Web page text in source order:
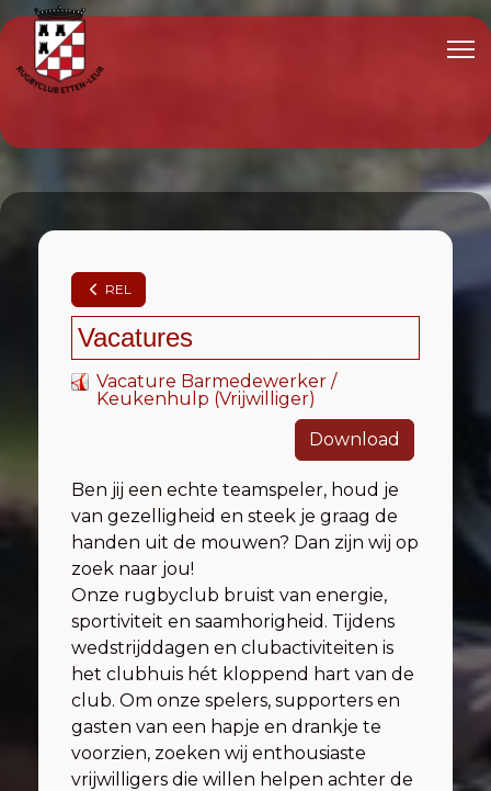
REL
Vacatures
Vacature Barmedewerker /
Keukenhulp (Vrijwilliger)
Download
Ben jij een echte teamspeler, houd je
van gezelligheid en steek je graag de
handen uit de mouwen? Dan zijn wij op
zoek naar jou!
Onze rugbyclub bruist van energie,
sportiviteit en saamhorigheid. Tijdens
wedstrijddagen en clubactiviteiten is
het clubhuis hét kloppend hart van de
club. Om onze spelers, supporters en
gasten van een hapje en drankje te
voorzien, zoeken wij enthousiaste
vrijwilligers die willen helpen achter de